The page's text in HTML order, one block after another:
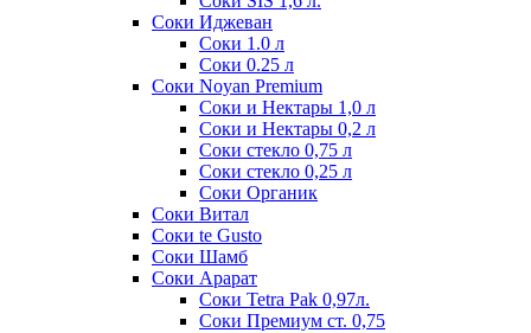
Соки Иджеван
Соки 1.0 л
Соки 0.25 л
Соки Noyan Premium
Соки и Нектары 1,0 л
Соки и Нектары 0,2 л
Соки стекло 0,75 л
Соки стекло 0,25 л
Соки Органик
Соки Витал
Соки te Gusto
Соки Шамб
Соки Арарат
Соки Tetra Pak 0,97л.
Соки Премиум ст. 0,75